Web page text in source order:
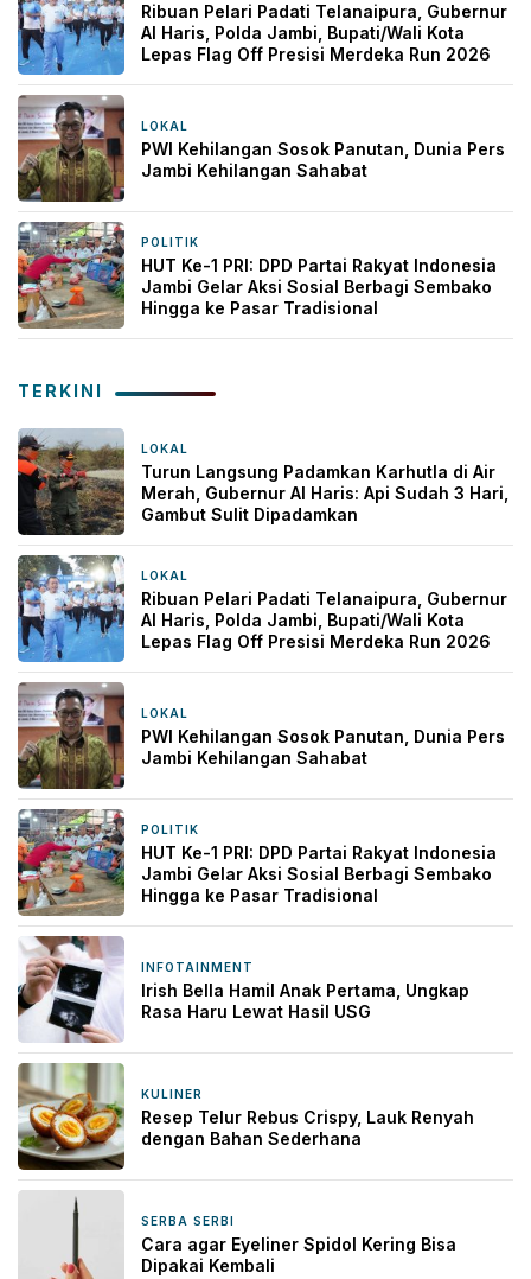
Ribuan Pelari Padati Telanaipura, Gubernur
Al Haris, Polda Jambi, Bupati/Wali Kota
Lepas Flag Off Presisi Merdeka Run 2026
LOKAL
PWI Kehilangan Sosok Panutan, Dunia Pers
Jambi Kehilangan Sahabat
POLITIK
HUT Ke-1 PRI: DPD Partai Rakyat Indonesia
Jambi Gelar Aksi Sosial Berbagi Sembako
Hingga ke Pasar Tradisional
TERKINI
LOKAL
Turun Langsung Padamkan Karhutla di Air
Merah, Gubernur Al Haris: Api Sudah 3 Hari,
Gambut Sulit Dipadamkan
LOKAL
Ribuan Pelari Padati Telanaipura, Gubernur
Al Haris, Polda Jambi, Bupati/Wali Kota
Lepas Flag Off Presisi Merdeka Run 2026
LOKAL
PWI Kehilangan Sosok Panutan, Dunia Pers
Jambi Kehilangan Sahabat
POLITIK
HUT Ke-1 PRI: DPD Partai Rakyat Indonesia
Jambi Gelar Aksi Sosial Berbagi Sembako
Hingga ke Pasar Tradisional
INFOTAINMENT
Irish Bella Hamil Anak Pertama, Ungkap
Rasa Haru Lewat Hasil USG
KULINER
Resep Telur Rebus Crispy, Lauk Renyah
dengan Bahan Sederhana
SERBA SERBI
Cara agar Eyeliner Spidol Kering Bisa
Dipakai Kembali